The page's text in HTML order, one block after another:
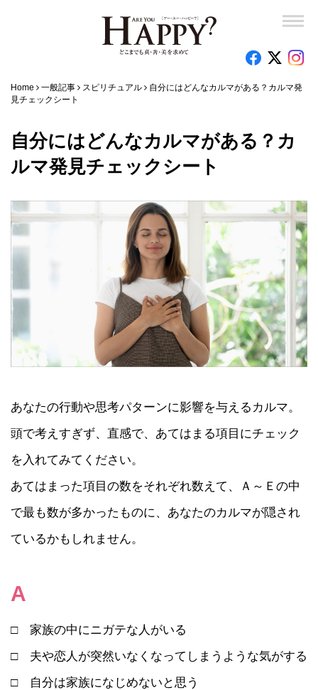
Home 一般記事 スピリチュアル
自分にはどんなカルマがある？カルマ発
見チェックシート
自分にはどんなカルマがある？カ
ルマ発見チェックシート
あなたの行動や思考パターンに影響を与えるカルマ。
頭で考えすぎず、直感で、あてはまる項目にチェック
を入れてみてください。
あてはまった項目の数をそれぞれ数えて、Ａ～Ｅの中
で最も数が多かったものに、あなたのカルマが隠され
ているかもしれません。
A
□ 家族の中にニガテな人がいる
□ 夫や恋人が突然いなくなってしまうような気がする
□ 自分は家族になじめないと思う